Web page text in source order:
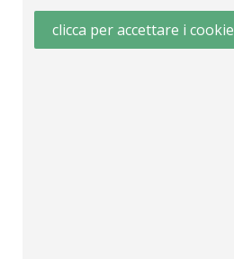
clicca per accettare i cookie